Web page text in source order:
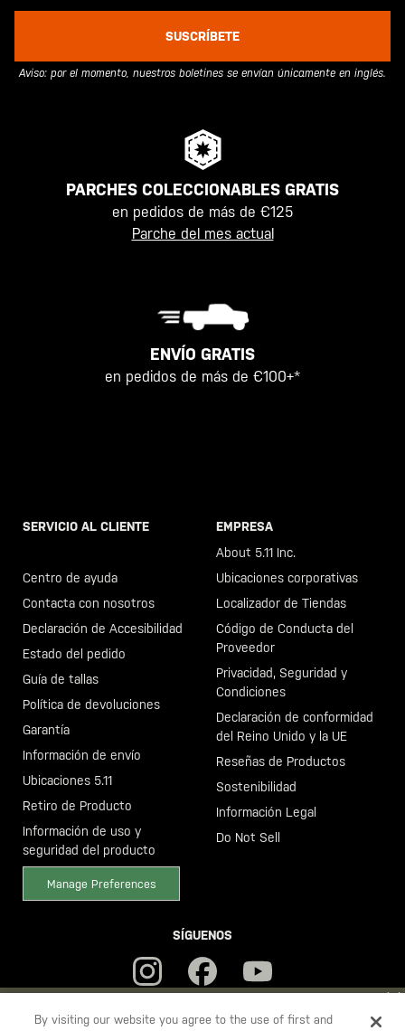
YOU ARE SHOPPING ON OURESPAÑA SITE. WOULD YOU LIKE
SUSCRÍBETE
Aviso: por el momento, nuestros boletines se envían únicamente en inglés.
PARCHES COLECCIONABLES GRATIS
en pedidos de más de €125
Parche del mes actual
ENVÍO GRATIS
en pedidos de más de €100+*
SERVICIO AL CLIENTE
Centro de ayuda
Contacta con nosotros
Declaración de Accesibilidad
Estado del pedido
Guía de tallas
Política de devoluciones
Garantía
Información de envío
Ubicaciones 5.11
Retiro de Producto
Información de uso y
seguridad del producto
Manage Preferences
EMPRESA
About 5.11 Inc.
Ubicaciones corporativas
Localizador de Tiendas
Código de Conducta del
Proveedor
Privacidad, Seguridad y
Condiciones
Declaración de conformidad
del Reino Unido y la UE
Reseñas de Productos
Sostenibilidad
Información Legal
Do Not Sell
SÍGUENOS
By visiting our website you agree to the use of first and